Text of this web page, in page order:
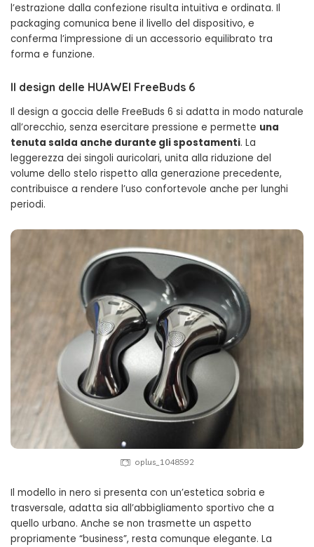
l’estrazione dalla confezione risulta intuitiva e ordinata. Il
packaging comunica bene il livello del dispositivo, e
conferma l’impressione di un accessorio equilibrato tra
forma e funzione.
Il design delle HUAWEI FreeBuds 6
Il design a goccia delle FreeBuds 6 si adatta in modo naturale
all’orecchio, senza esercitare pressione e permette una
tenuta salda anche durante gli spostamenti. La
leggerezza dei singoli auricolari, unita alla riduzione del
volume dello stelo rispetto alla generazione precedente,
contribuisce a rendere l’uso confortevole anche per lunghi
periodi.
oplus_1048592
Il modello in nero si presenta con un’estetica sobria e
trasversale, adatta sia all’abbigliamento sportivo che a
quello urbano. Anche se non trasmette un aspetto
propriamente “business”, resta comunque elegante. La